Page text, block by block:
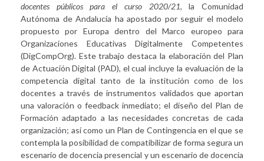
docentes públicos para el curso 2020/21,la Comunidad
Autónoma de Andalucía ha apostado por seguir el modelo
propuesto por Europa dentro del Marco europeo para
Organizaciones Educativas Digitalmente Competentes
(DigCompOrg). Este trabajo destaca la elaboración del Plan
de Actuación Digital (PAD), el cual incluye la evaluación de la
competencia digital tanto de la institución como de los
docentes a través de instrumentos validados que aportan
una valoración o feedback inmediato; el diseño del Plan de
Formación adaptado a las necesidades concretas de cada
organización; así como un Plan de Contingencia en el que se
contempla la posibilidad de compatibilizar de forma segura un
escenario de docencia presencial y un escenario de docencia